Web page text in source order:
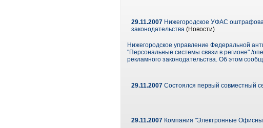
29.11.2007 Нижегородское УФАС
законодательства (Новости)
Нижегородское управление Федеральной
"Персональные системы связи в регионе" /
рекламного законодательства. Об этом
29.11.2007 Состоялся первый совместный
29.11.2007 Компания "Электронные